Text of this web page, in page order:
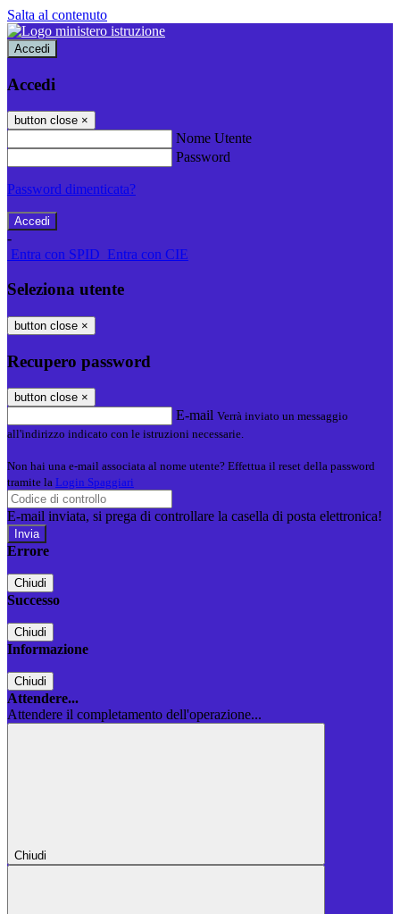
Salta al contenuto
Accedi
Accedi
button close ×
Nome Utente
Password
Password dimenticata?
-
Entra con SPID Entra con CIE
Seleziona utente
button close ×
Recupero password
button close ×
E-mail Verrà inviato un messaggio
all'indirizzo indicato con le istruzioni necessarie.
Non hai una e-mail associata al nome utente? Effettua il reset della password
tramite la Login Spaggiari
E-mail inviata, si prega di controllare la casella di posta elettronica!
Errore
Chiudi
Successo
Chiudi
Informazione
Chiudi
Attendere...
Attendere il completamento dell'operazione...
Chiudi